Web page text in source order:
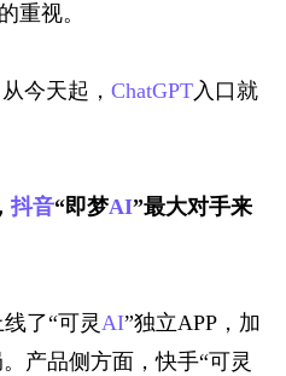
重视。
从今天起， ChatGPT入口就
抖音“即梦AI”最大对手来
了“可灵AI”独立APP，加
产品侧方面，快手“可灵